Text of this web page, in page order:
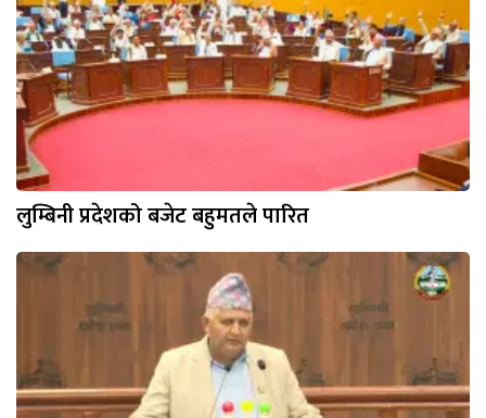
लुम्बिनी प्रदेशको बजेट बहुमतले पारित